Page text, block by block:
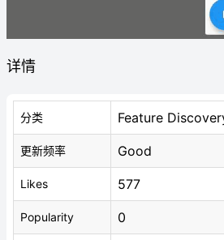
详情
分类 Feature
更新频率 Good
Likes 577
Popularity 0